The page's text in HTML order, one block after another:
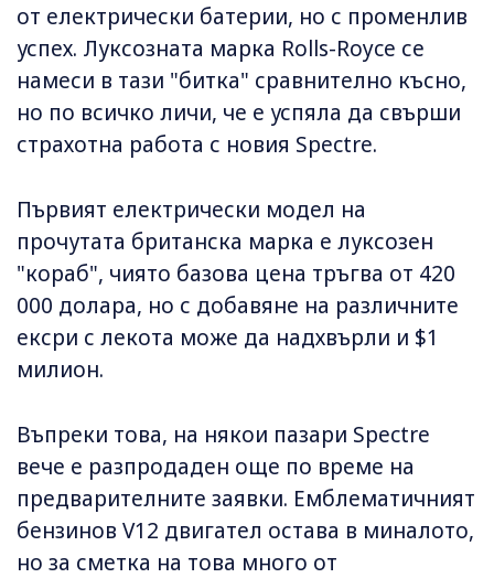
от електрически батерии, но с променлив
успех. Луксозната марка Rolls-Royce се
намеси в тази "битка" сравнително късно,
но по всичко личи, че е успяла да свърши
страхотна работа с новия Spectre.
Първият електрически модел на
прочутата британска марка е луксозен
"кораб", чиято базова цена тръгва от 420
000 долара, но с добавяне на различните
ексри с лекота може да надхвърли и $1
милион.
Въпреки това, на някои пазари Spectre
вече е разпродаден още по време на
предварителните заявки. Емблематичният
бензинов V12 двигател остава в миналото,
но за сметка на това много от